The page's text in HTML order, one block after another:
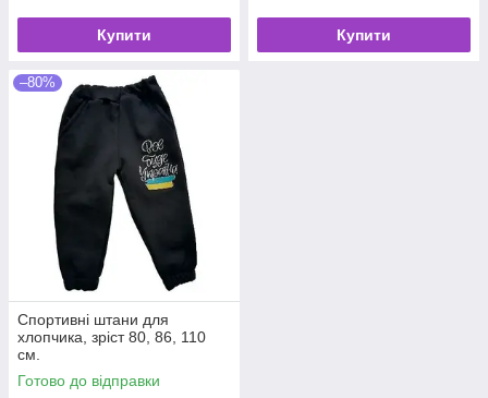
Купити Купити
–80%
Спортивні штани для
хлопчика, зріст 80, 86, 110
см.
Готово до відправки